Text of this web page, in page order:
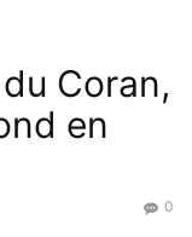
Coran,
en
0